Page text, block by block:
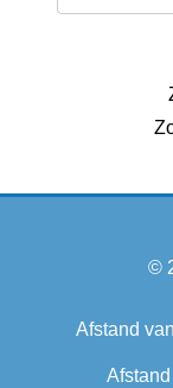
©
Afstand van